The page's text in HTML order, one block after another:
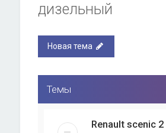
дизельный
Новая тема
Темы
Renault scenic